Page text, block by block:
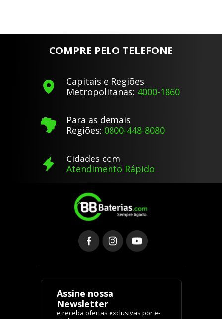
COMPRE PELO TELEFONE
Capitais e Regiões
Metropolitanas: 4000-1860
Para as demais
Regiões: 0800-448-8080
Cidades com
Atendimento Rápido
Assine nossa
Newsletter